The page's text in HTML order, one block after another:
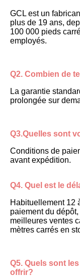
GCL est un
plus de 19 ans,
100 000 pieds
employés.
Q2. Combien de
La garantie
prolongée sur
Q3.Quelles sont
Conditions de
avant expédition.
Q4. Quel est le
Habituellement 12
paiement du
meilleures ventes
mètres carrés en
Q5. Quels sont
offrir?